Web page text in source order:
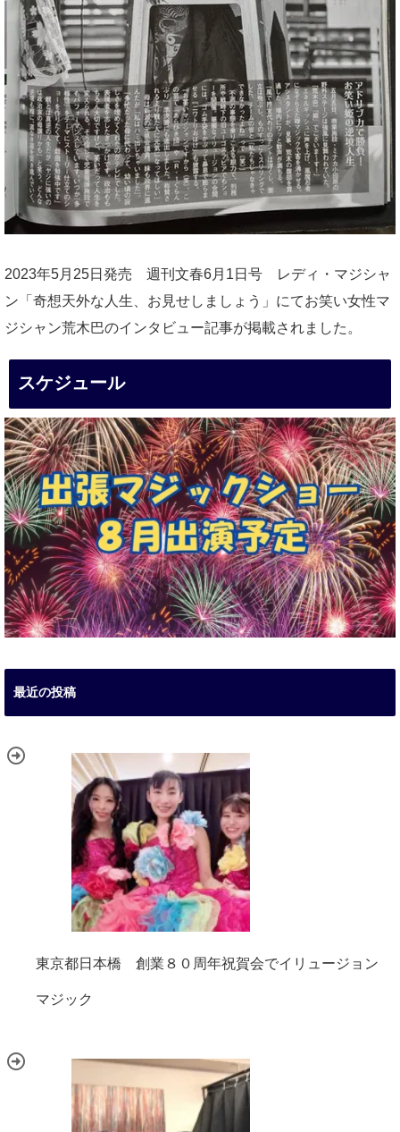
2023年5月25日発売 週刊文春6月1日号 レディ・マジシャ
ン「奇想天外な人生、お見せしましょう」にてお笑い女性マ
ジシャン荒木巴のインタビュー記事が掲載されました。
スケジュール
最近の投稿
東京都日本橋 創業８０周年祝賀会でイリュージョン
マジック